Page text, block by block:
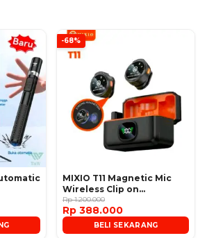
-68%
MIXIO T11 Magnetic Mic
Wireless Clip on
Microphone
Rp 1.200.000
Rp 388.000
BELI SEKARANG